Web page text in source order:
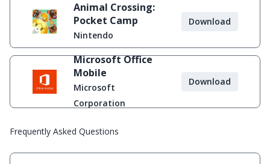
Animal Crossing:
Pocket Camp
Nintendo
Download
Microsoft Office
Mobile
Microsoft
Corporation
Download
Frequently Asked Questions